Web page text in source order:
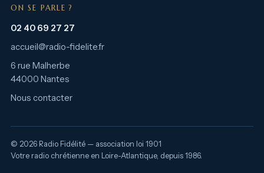
ON SE PARLE ?
02 40 69 27 27
accueil@radio-fidelite.fr
6 rue Malherbe
44000 Nantes
Nous contacter
© 2026 Radio Fidélité — association loi 1901
Votre radio chrétienne en Loire-Atlantique, depuis 1986.